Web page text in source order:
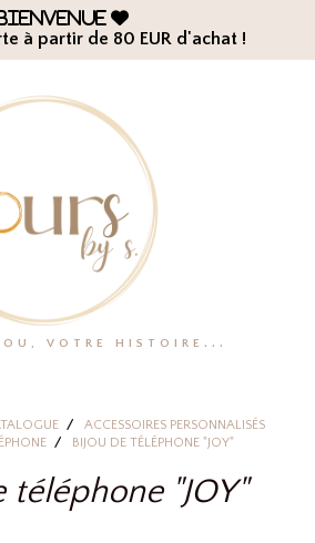
Bienvenue 
à partir de 80 EUR d'achat !
VOTRE HISTOIRE...
ACCESSOIRES PERSONNALISÉS
BIJOU DE TÉLÉPHONE "JOY"
téléphone "JOY"
cookies